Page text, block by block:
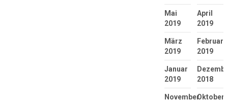
Mai
2019
April
2019
März
2019
Februar
2019
Januar
2019
2018
NovemberOktober